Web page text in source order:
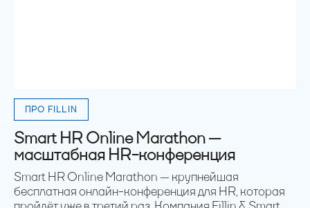
ПРО FILLIN
Smart HR Online Marathon —
масштабная HR-конференция
Smart HR Online Marathon — крупнейшая
бесплатная онлайн-конференция для HR, которая